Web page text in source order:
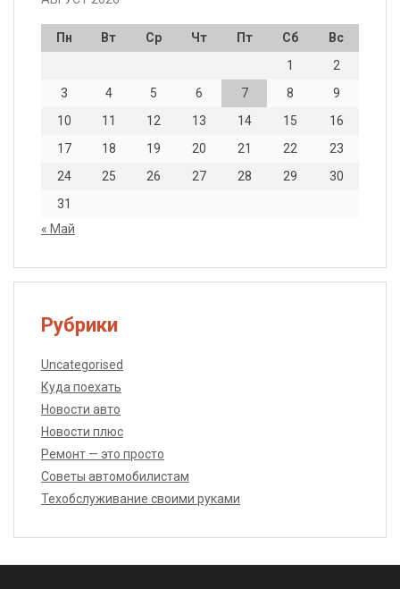
Пн Вт Ср Чт Пт Сб
Вс
1
2
3
4 5 6 7 8
9
10
11 12 13 14 15
16
17
18 19 20 21 22
23
24
25 26 27 28 29
30
31
« Май
Рубрики
Uncategorised
Куда поехать
Новости авто
Новости плюс
Ремонт — это просто
Советы автомобилистам
Техобслуживание своими руками